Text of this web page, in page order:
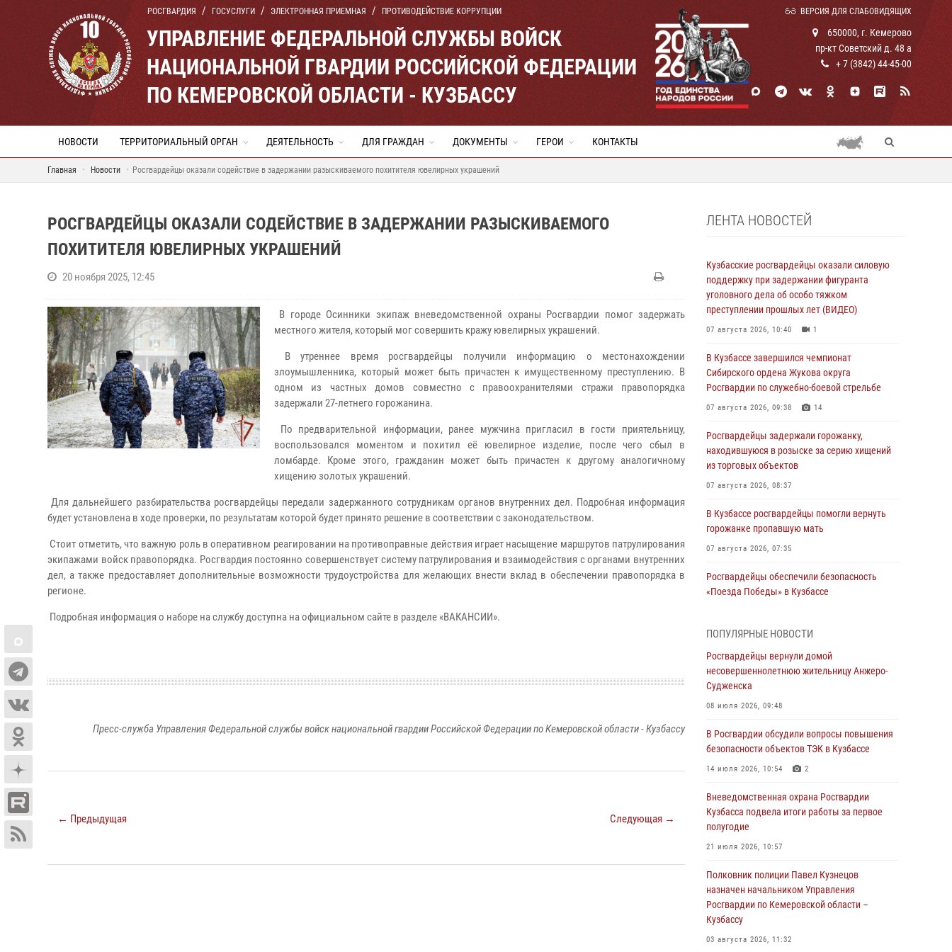
РОСГВАРДИЯ ГОСУСЛУГИ ЭЛЕКТРОННАЯ ПРИЕМНАЯ ПРОТИВОДЕЙСТВИЕ КОРРУПЦИИ ВЕРСИЯ ДЛЯ СЛАБОВИДЯЩИХ
УПРАВЛЕНИЕ ФЕДЕРАЛЬНОЙ СЛУЖБЫ ВОЙСК
НАЦИОНАЛЬНОЙ ГВАРДИИ РОССИЙСКОЙ ФЕДЕРАЦИИ
ПО КЕМЕРОВСКОЙ ОБЛАСТИ - КУЗБАССУ
650000, г. Кемерово
пр-кт Советский д. 48 а
+ 7 (3842) 44-45-00
НОВОСТИ ТЕРРИТОРИАЛЬНЫЙ ОРГАН ДЕЯТЕЛЬНОСТЬ ДЛЯ ГРАЖДАН ДОКУМЕНТЫ ГЕРОИ КОНТАКТЫ
Главная Новости Росгвардейцы оказали содействие в задержании разыскиваемого похитителя ювелирных украшений
РОСГВАРДЕЙЦЫ ОКАЗАЛИ СОДЕЙСТВИЕ В ЗАДЕРЖАНИИ РАЗЫСКИВАЕМОГО
ПОХИТИТЕЛЯ ЮВЕЛИРНЫХ УКРАШЕНИЙ
20 ноября 2025, 12:45
В городе Осинники экипаж вневедомственной охраны Росгвардии помог задержать
местного жителя, который мог совершить кражу ювелирных украшений.
В утреннее время росгвардейцы получили информацию о местонахождении
злоумышленника, который может быть причастен к имущественному преступлению. В
одном из частных домов совместно с правоохранителями стражи правопорядка
задержали 27-летнего горожанина.
По предварительной информации, ранее мужчина пригласил в гости приятельницу,
воспользовался моментом и похитил её ювелирное изделие, после чего сбыл в
ломбарде. Кроме этого, гражданин может быть причастен к другому аналогичному
хищению золотых украшений.
Для дальнейшего разбирательства росгвардейцы передали задержанного сотрудникам органов внутренних дел. Подробная информация
будет установлена в ходе проверки, по результатам которой будет принято решение в соответствии с законодательством.
Стоит отметить, что важную роль в оперативном реагировании на противоправные действия играет насыщение маршрутов патрулирования
экипажами войск правопорядка. Росгвардия постоянно совершенствует систему патрулирования и взаимодействия с органами внутренних
дел, а также предоставляет дополнительные возможности трудоустройства для желающих внести вклад в обеспечении правопорядка в
регионе.
Подробная информация о наборе на службу доступна на официальном сайте в разделе «ВАКАНСИИ».
Пресс-служба Управления Федеральной службы войск национальной гвардии Российской Федерации по Кемеровской области - Кузбассу
← Предыдущая Следующая →
ЛЕНТА НОВОСТЕЙ
Кузбасские росгвардейцы оказали силовую
поддержку при задержании фигуранта
уголовного дела об особо тяжком
преступлении прошлых лет (ВИДЕО)
07 августа 2026, 10:40 1
В Кузбассе завершился чемпионат
Сибирского ордена Жукова округа
Росгвардии по служебно-боевой стрельбе
07 августа 2026, 09:38 14
Росгвардейцы задержали горожанку,
находившуюся в розыске за серию хищений
из торговых объектов
07 августа 2026, 08:37
В Кузбассе росгвардейцы помогли вернуть
горожанке пропавшую мать
07 августа 2026, 07:35
Росгвардейцы обеспечили безопасность
«Поезда Победы» в Кузбассе
Генерал-полковник Олег Плохой поздравил
специалистов организационно-штатных
подразделений Росгвардии с
профессиональным праздником
07 августа 2026, 05:32
С 1 сентября 2026 года вступает в силу новый
федеральный закон о частной охранной
Росгвардейцы задержали предполагаемого
виновника причинения ножевого ранения
Росгвардейцы задержали мужчину,
повредившего имущество горожанки
06 августа 2026, 08:17
ПОПУЛЯРНЫЕ НОВОСТИ
Росгвардейцы вернули домой
несовершеннолетнюю жительницу Анжеро-
Судженска
08 июля 2026, 09:48
В Росгвардии обсудили вопросы повышения
безопасности объектов ТЭК в Кузбассе
14 июля 2026, 10:54 2
Вневедомственная охрана Росгвардии
Кузбасса подвела итоги работы за первое
полугодие
21 июля 2026, 10:57
Полковник полиции Павел Кузнецов
назначен начальником Управления
Росгвардии по Кемеровской области –
Кузбассу
03 августа 2026, 11:32